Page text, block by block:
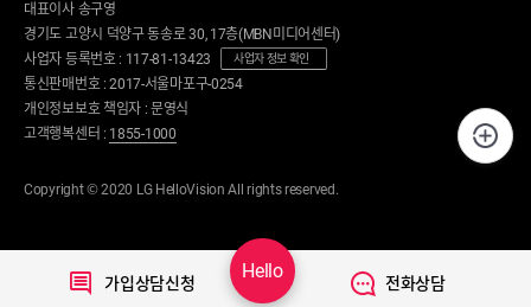
Hello
가입상담신청 전화상담
세탁기/건조기/청소기
세탁건조 패키지
세탁기
건조기
로봇청소기
의류관리기
음식물처리기/주방가전
커피머신
전기밥솥
안마의자
운동기구
런닝머신
태블릿
스마트홈
대표이사 송구영
경기도 고양시 덕양구 동송로 30, 17층(MBN미디어센터)
사업자 등록번호 : 117-81-13423
사업자 정보 확인
통신판매번호 : 2017-서울마포구-0254
개인정보보호 책임자 : 문영식
고객행복센터 : 1855-1000
Copyright © 2020 LG HelloVision All rights reserved.